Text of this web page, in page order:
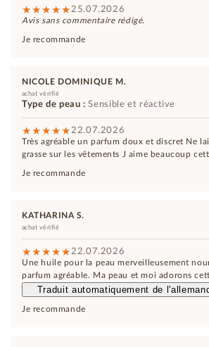
25.07.2026
Avis sans commentaire rédigé.
Je recommande
NICOLE DOMINIQUE M.
achat vérifié
Type de peau : Sensible et réactive
22.07.2026
Très agréable un parfum doux et discret Ne
grasse sur les vêtements J aime
Je recommande
KATHARINA S.
achat vérifié
22.07.2026
Une huile pour la peau merveilleusement
parfum agréable. Ma peau et moi adorons
Traduit automatiquement de
Je recommande